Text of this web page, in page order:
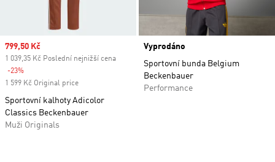
Sale price
799,50 Kč
1 039,35 Kč Poslední nejnižší cena
-23%
1 599 Kč Original price
Sportovní kalhoty Adicolor
Classics Beckenbauer
Muži Originals
Vyprodáno
Sportovní bunda Belgium
Beckenbauer
Performance